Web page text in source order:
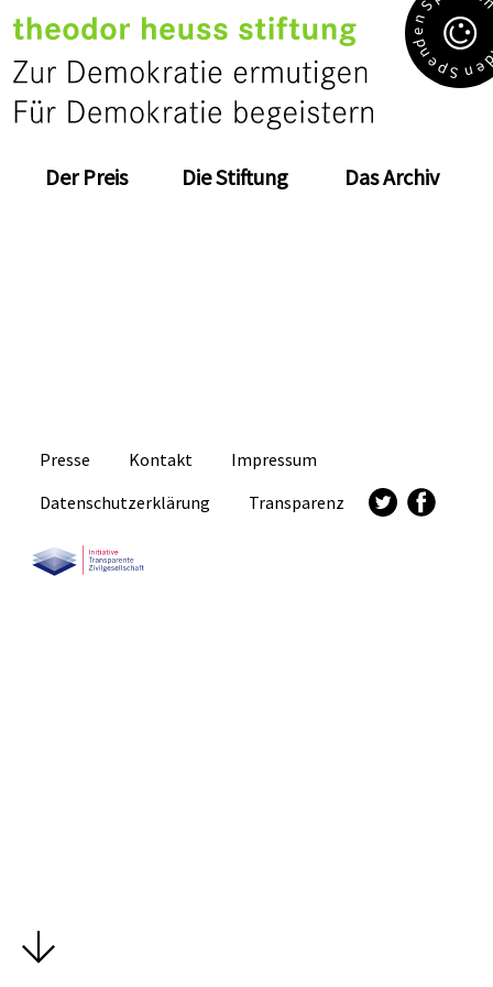
Der Preis Die Stiftung Das Archiv
S
p
e
n
d
e
n
S
e
n
Presse Kontakt
Impressum
Datenschutzerklärung
Transparenz